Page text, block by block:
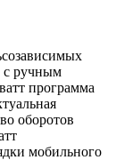
с ручным
программа
оборотов
мобильного